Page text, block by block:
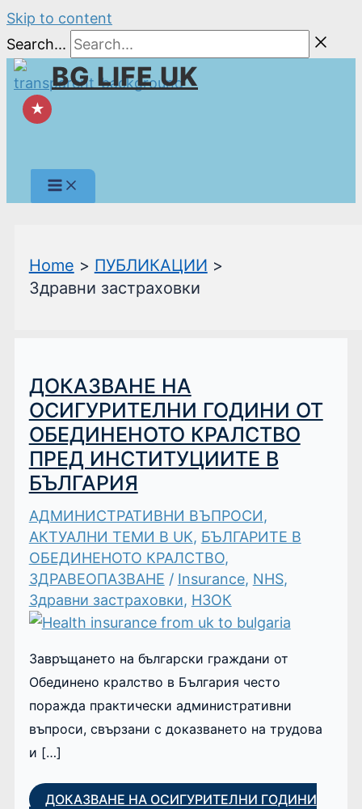
Skip to content
Search...
BG LIFE UK
★
Home
ПУБЛИКАЦИИ
Здравни застраховки
ДОКАЗВАНЕ НА
ОСИГУРИТЕЛНИ ГОДИНИ ОТ
ОБЕДИНЕНОТО КРАЛСТВО
ПРЕД ИНСТИТУЦИИТЕ В
БЪЛГАРИЯ
АДМИНИСТРАТИВНИ ВЪПРОСИ,
АКТУАЛНИ ТЕМИ В UK, БЪЛГАРИТЕ В
ОБЕДИНЕНОТО КРАЛСТВО,
ЗДРАВЕОПАЗВАНЕ / Insurance, NHS,
Здравни застраховки, НЗОК
Завръщането на български граждани от
Обединено кралство в България често
поражда практически административни
въпроси, свързани с доказването на трудова
и […]
ДОКАЗВАНЕ НА ОСИГУРИТЕЛНИ ГОДИНИ